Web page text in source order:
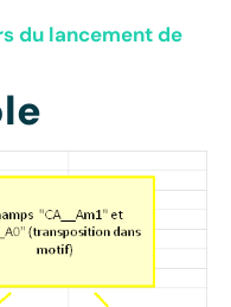
du lancement de